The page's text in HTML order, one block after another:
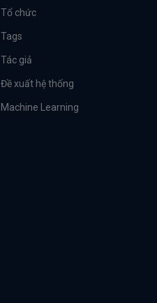
Tổ chức
Tags
Tác giả
Đề xuất hệ thống
Machine Learning